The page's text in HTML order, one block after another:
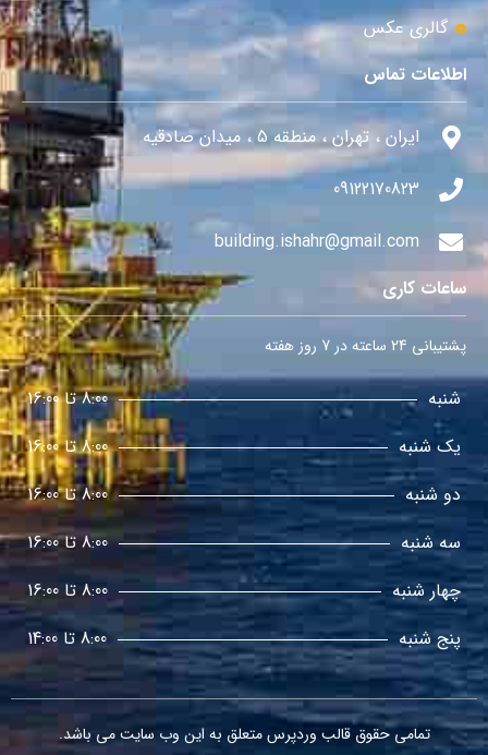
گالری عکس
اطلاعات تماس
ایران ، تهران ، منطقه 5 ، میدان صادقیه
09122170823
building.ishahr@gmail.com
ساعات کاری
پشتیبانی 24 ساعته در 7 روز هفته
شنبه
8:00 تا 16:00
یک شنبه
8:00 تا 16:00
دو شنبه
8:00 تا 16:00
سه شنبه
8:00 تا 16:00
چهار شنبه
8:00 تا 16:00
پنج شنبه
8:00 تا 14:00
تمامی حقوققالب وردپرسمتعلق به این وب سایت می باشد.